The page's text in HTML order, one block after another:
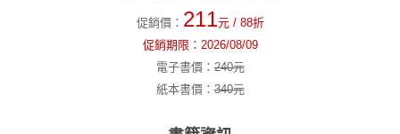
促銷價： 211元 / 88折
促銷期限： 2026/08/09
電子書價：240元
紙本書價：340元